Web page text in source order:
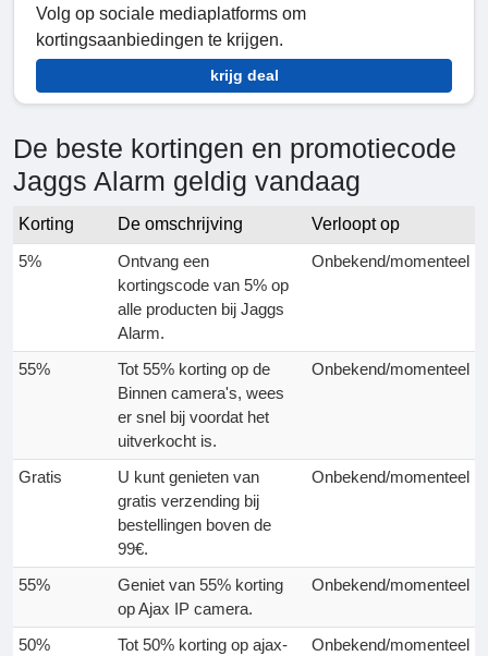
Volg op sociale mediaplatforms om
kortingsaanbiedingen te krijgen.
krijg deal
De beste kortingen en promotiecode
Jaggs Alarm geldig vandaag
Korting De omschrijving
Verloopt op
5%
Ontvang een
kortingscode van 5% op
alle producten bij Jaggs
Alarm.
Onbekend/momenteel
55%
Tot 55% korting op de
Binnen camera's, wees
er snel bij voordat het
uitverkocht is.
Onbekend/momenteel
Gratis
U kunt genieten van
gratis verzending bij
bestellingen boven de
99€.
Onbekend/momenteel
55%
Geniet van 55% korting
op Ajax IP camera.
Onbekend/momenteel
50%
Tot 50% korting op ajax-
Onbekend/momenteel